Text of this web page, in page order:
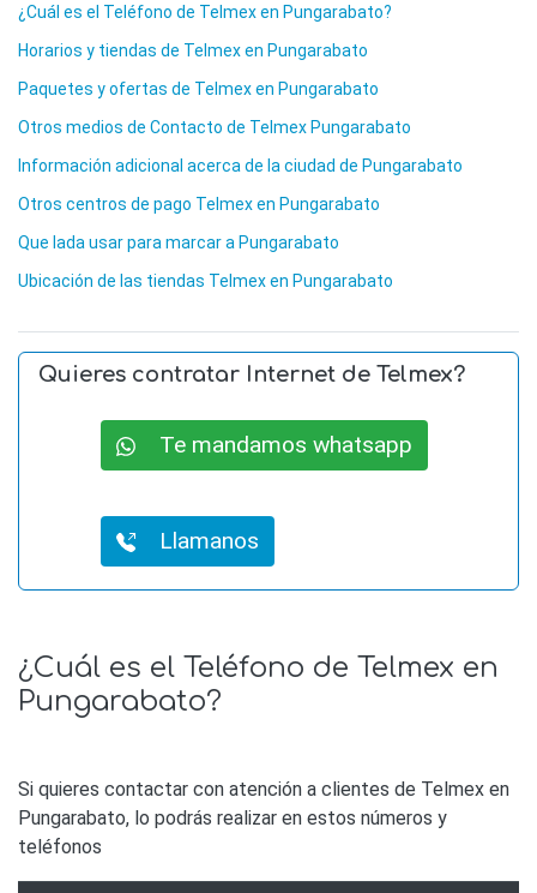
¿Cuál es el Teléfono de Telmex en Pungarabato?
Horarios y tiendas de Telmex en Pungarabato
Paquetes y ofertas de Telmex en Pungarabato
Otros medios de Contacto de Telmex Pungarabato
Información adicional acerca de la ciudad de Pungarabato
Otros centros de pago Telmex en Pungarabato
Que lada usar para marcar a Pungarabato
Ubicación de las tiendas Telmex en Pungarabato
Quieres contratar Internet de Telmex?
Te mandamos whatsapp
Llamanos
¿Cuál es el Teléfono de Telmex en
Pungarabato?
Si quieres contactar con atención a clientes de Telmex en
Pungarabato, lo podrás realizar en estos números y
teléfonos